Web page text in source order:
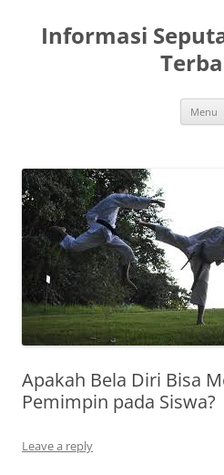
content
Informasi
Menu
Apakah Bela Diri Bisa
Pemimpin pada Siswa?
Leave a reply